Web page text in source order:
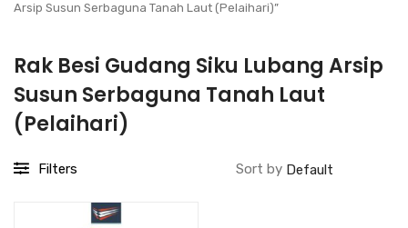
Arsip Susun Serbaguna Tanah Laut (Pelaihari)”
Rak Besi Gudang Siku Lubang Arsip
Susun Serbaguna Tanah Laut
(Pelaihari)
Filters Sort by